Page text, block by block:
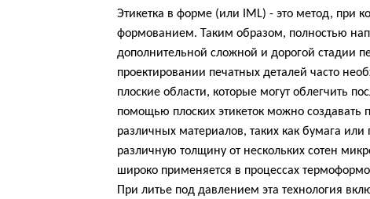
Этикетка в форме (или IML) - это метод, при
формованием. Таким образом, полностью
дополнительной сложной и дорогой стадии
проектировании печатных деталей часто
плоские области, которые могут облегчить
помощью плоских этикеток можно создавать
различных материалов, таких как бумага
различную толщину от нескольких сотен
широко применяется в процессах
При литье под давлением эта технология